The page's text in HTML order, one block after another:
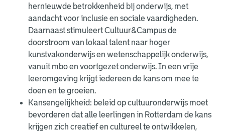
hernieuwde betrokkenheid bij onderwijs, met
aandacht voor inclusie en sociale vaardigheden.
Daarnaast stimuleert Cultuur&Campus de
doorstroom van lokaal talent naar hoger
kunstvakonderwijs en wetenschappelijk onderwijs,
vanuit mbo en voortgezet onderwijs. In een vrije
leeromgeving krijgt iedereen de kans om mee te
doen en te groeien.
Kansengelijkheid: beleid op cultuuronderwijs moet
bevorderen dat alle leerlingen in Rotterdam de kans
krijgen zich creatief en cultureel te ontwikkelen,